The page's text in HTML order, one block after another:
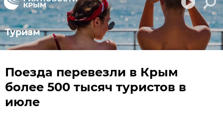
Туризм
Поезда перевезли в Крым
более 500 тысяч туристов в
июле